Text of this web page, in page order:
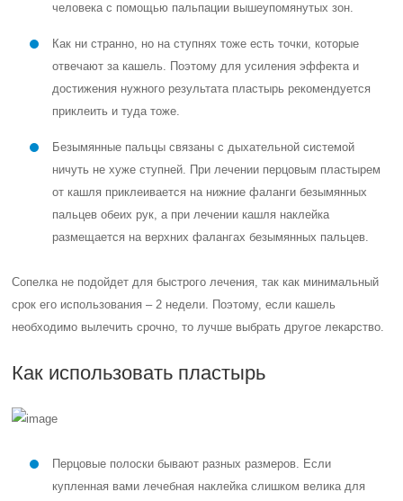
человека с помощью пальпации вышеупомянутых зон.
Как ни странно, но на ступнях тоже есть точки, которые
отвечают за кашель. Поэтому для усиления эффекта и
достижения нужного результата пластырь рекомендуется
приклеить и туда тоже.
Безымянные пальцы связаны с дыхательной системой
ничуть не хуже ступней. При лечении перцовым пластырем
от кашля приклеивается на нижние фаланги безымянных
пальцев обеих рук, а при лечении кашля наклейка
размещается на верхних фалангах безымянных пальцев.
Сопелка не подойдет для быстрого лечения, так как минимальный
срок его использования – 2 недели. Поэтому, если кашель
необходимо вылечить срочно, то лучше выбрать другое лекарство.
Как использовать пластырь
Перцовые полоски бывают разных размеров. Если
купленная вами лечебная наклейка слишком велика для